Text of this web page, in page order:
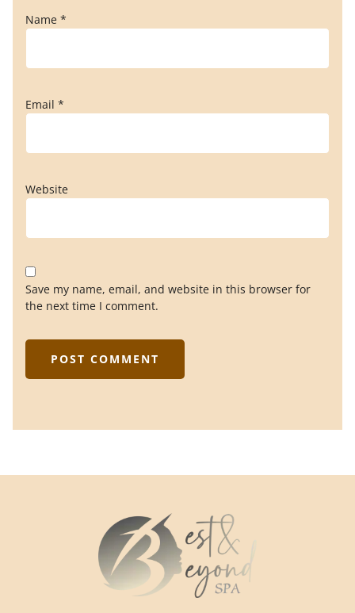
Name *
Email *
Website
Save my name, email, and website in this browser for
the next time I comment.